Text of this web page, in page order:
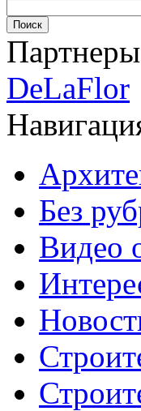
Партнеры
DeLaFlor
Без
Видео